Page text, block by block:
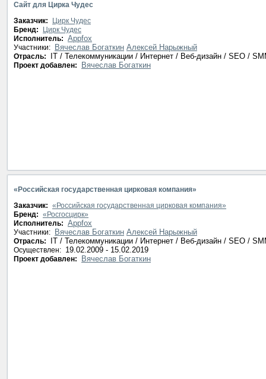
Сайт для Цирка Чудес
Заказчик:
Цирк Чудес
Бренд:
Цирк Чудес
Исполнитель: Appfox
Участники: Вячеслав Богаткин Алексей Нарыжный
Отрасль: IT / Телекоммуникации / Интернет / Веб-дизайн / SEO /
Проект добавлен: Вячеслав Богаткин
«Российская государственная цирковая компания»
Заказчик: «Российская государственная цирковая компания»
Бренд: «Росгосцирк»
Исполнитель: Appfox
Участники: Вячеслав Богаткин Алексей Нарыжный
Отрасль: IT / Телекоммуникации / Интернет / Веб-дизайн / SEO /
Осуществлен: 19.02.2009 - 15.02.2019
Проект добавлен: Вячеслав Богаткин